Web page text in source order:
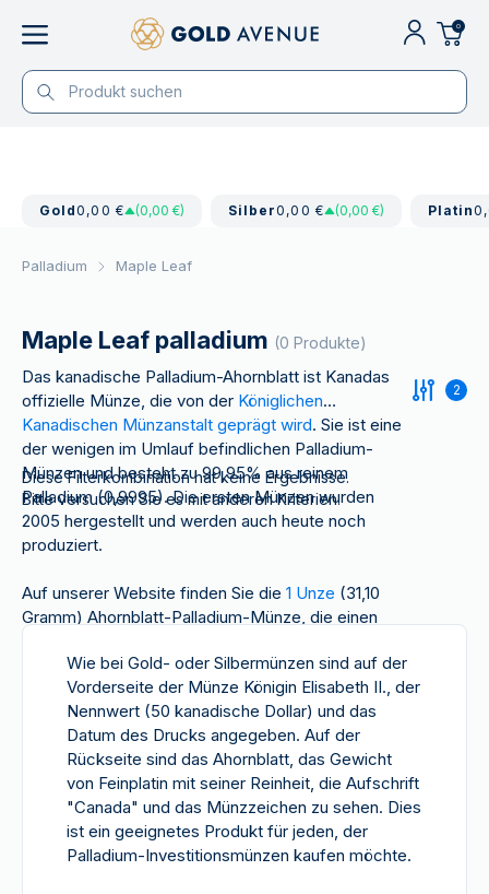
0
Gold0,00 € (0,00 €) Silber0,00 € (0,00 €) Platin
Palladium Maple Leaf
Maple Leaf palladium (0 Produkte)
Das kanadische Palladium-Ahornblatt ist Kanadas
offizielle Münze, die von der Königlichen
Kanadischen Münzanstalt geprägt wird. Sie ist eine
der wenigen im Umlauf befindlichen Palladium-
Münzen und besteht zu 99,95% aus reinem
Palladium (0,9995). Die ersten Münzen wurden
2005 hergestellt und werden auch heute noch
produziert.
Auf unserer Website finden Sie die 1 Unze (31,10
Gramm) Ahornblatt-Palladium-Münze, die einen
2
Diese Filterkombination hat keine Ergebnisse.
Bitte versuchen Sie es mit anderen Kriterien.
Wie bei Gold- oder Silbermünzen sind auf der
Vorderseite der Münze Königin Elisabeth II., der
Nennwert (50 kanadische Dollar) und das
Datum des Drucks angegeben. Auf der
Rückseite sind das Ahornblatt, das Gewicht
von Feinplatin mit seiner Reinheit, die Aufschrift
"Canada" und das Münzzeichen zu sehen. Dies
ist ein geeignetes Produkt für jeden, der
Palladium-Investitionsmünzen kaufen möchte.